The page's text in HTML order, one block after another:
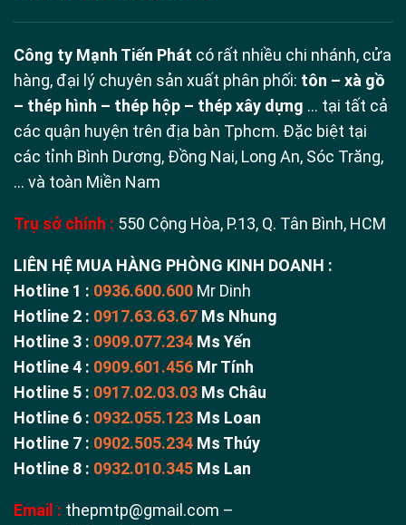
Công ty Mạnh Tiến Phát có rất nhiều chi nhánh, cửa
hàng, đại lý chuyên sản xuất phân phối: tôn – xà gồ
– thép hình – thép hộp – thép xây dựng … tại tất cả
các quận huyện trên địa bàn Tphcm. Đặc biệt tại
các tỉnh Bình Dương, Đồng Nai, Long An, Sóc Trăng,
… và toàn Miền Nam
Trụ sở chính : 550 Cộng Hòa, P.13, Q. Tân Bình, HCM
LIÊN HỆ MUA HÀNG PHÒNG KINH DOANH :
Hotline 1 : 0936.600.600 Mr Dinh
Hotline 2 : 0917.63.63.67 Ms Nhung
Hotline 3 : 0909.077.234 Ms Yến
Hotline 4 : 0909.601.456 Mr Tính
Hotline 5 : 0917.02.03.03 Ms Châu
Hotline 6 : 0932.055.123 Ms Loan
Hotline 7 : 0902.505.234 Ms Thúy
Hotline 8 : 0932.010.345 Ms Lan
Email : thepmtp@gmail.com –